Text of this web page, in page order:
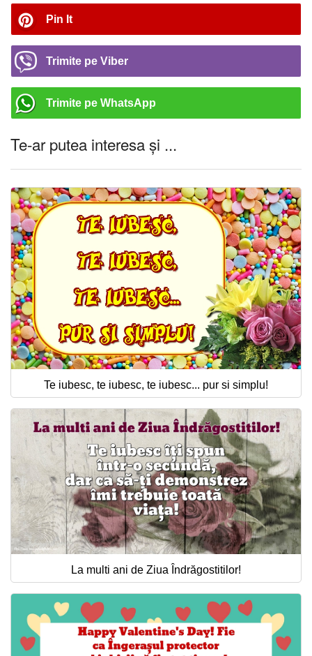
Pin It
Trimite pe Viber
Trimite pe WhatsApp
Te-ar putea interesa și ...
Te iubesc, te iubesc, te iubesc... pur si simplu!
La multi ani de Ziua Îndrăgostitilor!